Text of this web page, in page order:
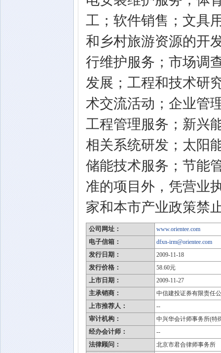
工；软件销售；文具
和乡村旅游资源的开
行维护服务；市场调
发展；工程和技术研
术交流活动；企业管
工程管理服务；新兴
相关系统研发；太阳
储能技术服务；节能
准的项目外，凭营业
家和本市产业政策禁
公司网址： www.orientee.com
电子信箱： dfxn-irm@orientee.com
发行日期： 2009-11-18
发行价格： 58.60元
上市日期： 2009-11-27
主承销商： 中信建投证券有限责任
上市推荐人： --
审计机构： 中兴华会计师事务所(特
经办会计师： --
法律顾问： 北京市君合律师事务所